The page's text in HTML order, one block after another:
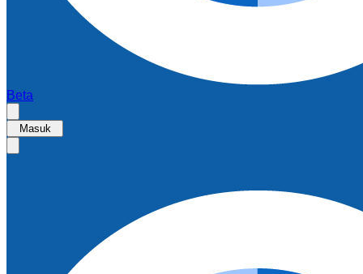
Beta
Masuk